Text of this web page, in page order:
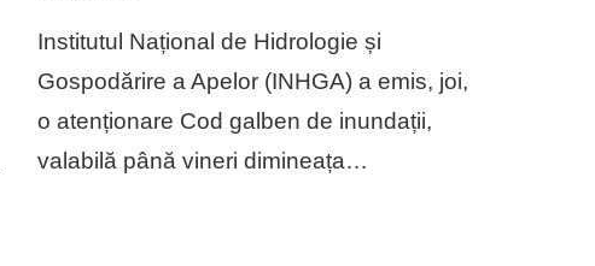
Institutul Național de Hidrologie și
Gospodărire a Apelor (INHGA) a emis, joi,
o atenționare Cod galben de inundații,
valabilă până vineri dimineața…